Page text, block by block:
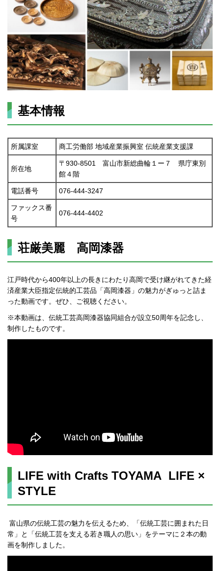
基本情報
所属課室 商工労働部 地域産業振興室 伝統産業支援課
所在地
〒930-8501 富山市新総曲輪１ー７ 県庁東別
館４階
電話番号 076-444-3247
ファックス番
号
076-444-4402
荘厳美麗 高岡漆器
江戸時代から400年以上の長きにわたり高岡で受け継がれてきた経
済産業大臣指定伝統的工芸品「高岡漆器」の魅力がぎゅっと詰ま
った動画です。ぜひ、ご視聴ください。
※本動画は、伝統工芸高岡漆器協同組合が設立50周年を記念し、
制作したものです。
LIFE with Crafts TOYAMA LIFE ×
STYLE
富山県の伝統工芸の魅力を伝えるため、「伝統工芸に囲まれた日
常」と「伝統工芸を支える若き職人の思い」をテーマに２本の動
画を制作しました。